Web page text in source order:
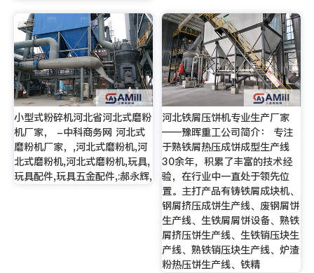
小型式粉碎机河北省河北式磨粉
机厂家， -中科商务网 河北式
磨粉机厂家，,河北式磨粉机,河
北式磨粉机,河北式磨粉机,玩具,
玩具配件,玩具五金配件,:郝永辉,
河北铁屑压饼机专业生产厂家
——豫晖重工公司简介： 专注
于熟铁屑热压成饼成型生产线
30余年，积累了丰富的技术经
验，在行业中一直处于领先位
置。主打产品有铸铁屑成块机、
钢屑挤压成饼生产线、废钢屑饼
生产线、生铁屑屑饼设备、熟铁
屑挤压饼生产线、生铁销压块生
产线、熟铁销压块生产线、炉渣
粉热压饼生产线、铁精